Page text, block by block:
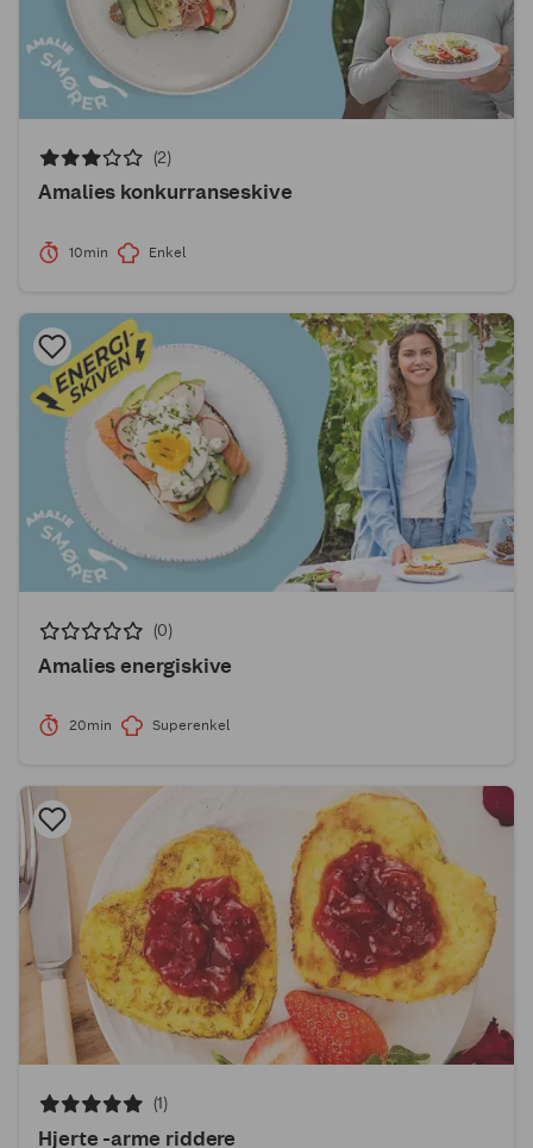
(2)
Amalies konkurranseskive
10min Enkel
(0)
Amalies energiskive
20min Superenkel
(1)
Hjerte -arme riddere